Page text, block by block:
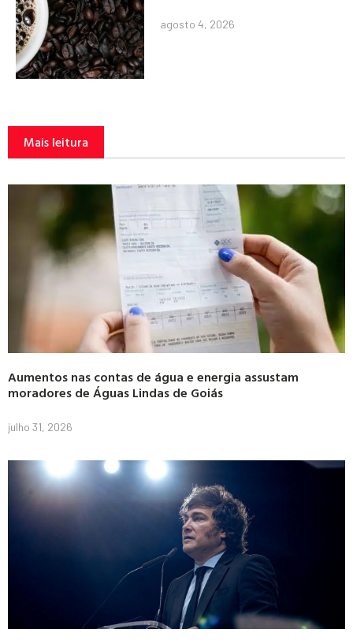
agosto 4, 2026
Mais leitura
Aumentos nas contas de água e energia assustam
moradores de Águas Lindas de Goiás
julho 31, 2026